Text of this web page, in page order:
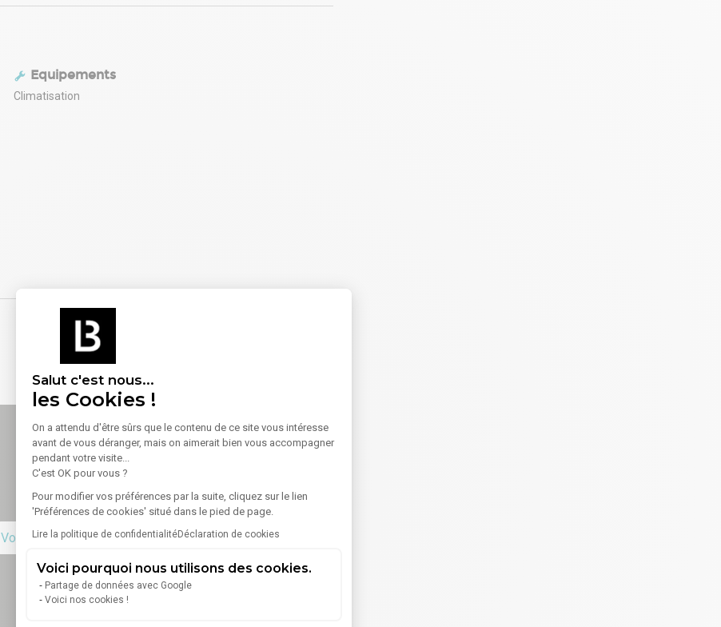
Salut c'est nous...
les Cookies !
On a attendu d'être sûrs que le contenu de ce site vous intéresse
avant de vous déranger, mais on aimerait bien vous accompagner
pendant votre visite...
C'est OK pour vous ?
Pour modifier vos préférences par la suite, cliquez sur le lien
'Préférences de cookies' situé dans le pied de page.
Lire la politique de confidentialitéDéclaration de cookies
Voici pourquoi nous utilisons des cookies.
Partage de données avec Google
Voici nos cookies !
Equipements
Climatisation
Voir sur la carte